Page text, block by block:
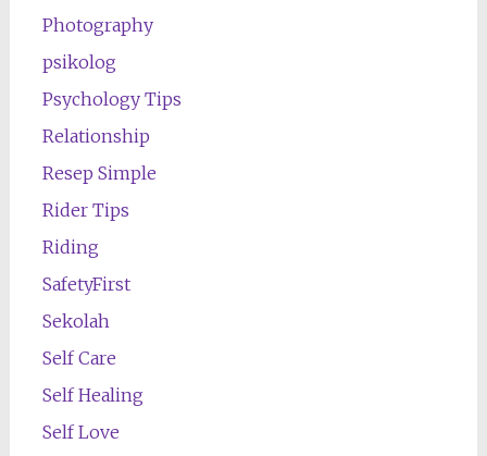
Photography
psikolog
Psychology Tips
Relationship
Resep Simple
Rider Tips
Riding
SafetyFirst
Sekolah
Self Care
Self Healing
Self Love